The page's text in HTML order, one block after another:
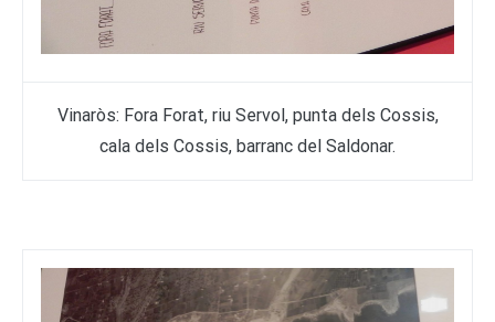
Vinaròs: Fora Forat, riu Servol, punta dels Cossis,
cala dels Cossis, barranc del Saldonar.